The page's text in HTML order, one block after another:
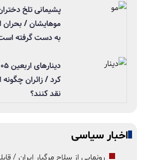
پشیمانی تلخ
موهایشان / بحران
به دست گرفته
کرد / زائران چگونه
نقد کنند؟
اخبار سیاسی
رونمایی از سلاح مرگبار ایران /